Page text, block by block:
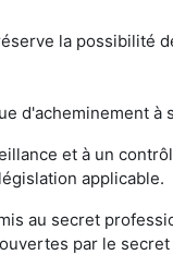
la possibilité
à
et à un
applicable.
au secret
par le